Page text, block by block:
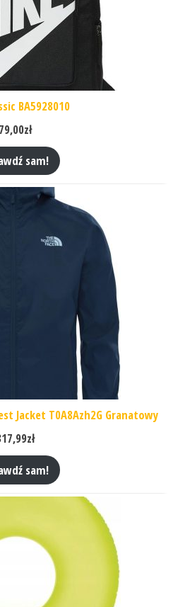
BA5928010
79,00zł
sam!
Jacket T0A8Azh2G Granatowy
zł
sam!